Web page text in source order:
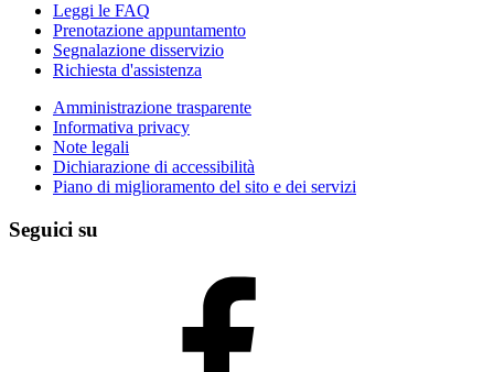
Leggi le FAQ
Prenotazione appuntamento
Segnalazione disservizio
Richiesta d'assistenza
Amministrazione trasparente
Informativa privacy
Note legali
Dichiarazione di accessibilità
Piano di miglioramento del sito e dei servizi
Seguici su